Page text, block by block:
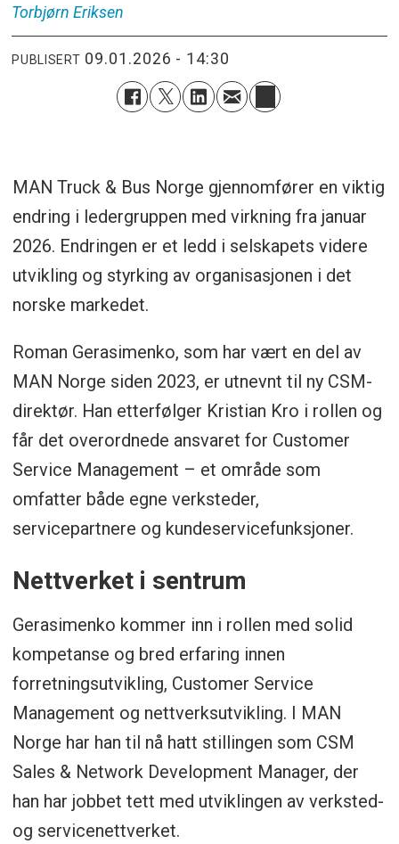
Torbjørn Eriksen
PUBLISERT 09.01.2026 - 14:30
MAN Truck & Bus Norge gjennomfører en viktig
endring i ledergruppen med virkning fra januar
2026. Endringen er et ledd i selskapets videre
utvikling og styrking av organisasjonen i det
norske markedet.
Roman Gerasimenko, som har vært en del av
MAN Norge siden 2023, er utnevnt til ny CSM-
direktør. Han etterfølger Kristian Kro i rollen og
får det overordnede ansvaret for Customer
Service Management – et område som
omfatter både egne verksteder,
servicepartnere og kundeservicefunksjoner.
Nettverket i sentrum
Gerasimenko kommer inn i rollen med solid
kompetanse og bred erfaring innen
forretningsutvikling, Customer Service
Management og nettverksutvikling. I MAN
Norge har han til nå hatt stillingen som CSM
Sales & Network Development Manager, der
han har jobbet tett med utviklingen av verksted-
og servicenettverket.